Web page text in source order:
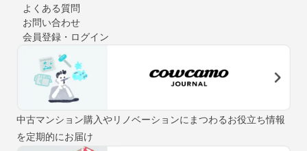
よくある質問
お問い合わせ
会員登録・ログイン
中古マンション購入やリノベーションにまつわるお役立ち情報
を定期的にお届け